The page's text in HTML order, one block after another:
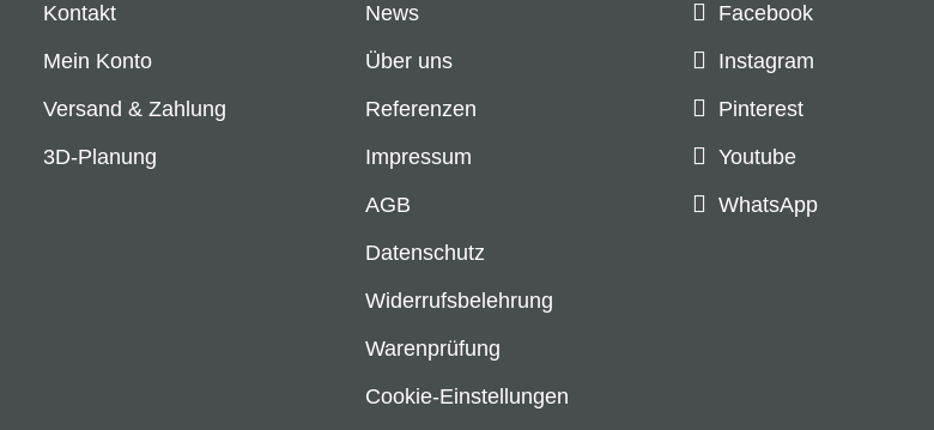
Facebook
Instagram
Pinterest
Youtube
WhatsApp
Kontakt
Mein Konto
Versand & Zahlung
3D-Planung
News
Über uns
Referenzen
Impressum
AGB
Datenschutz
Widerrufsbelehrung
Warenprüfung
Cookie-Einstellungen